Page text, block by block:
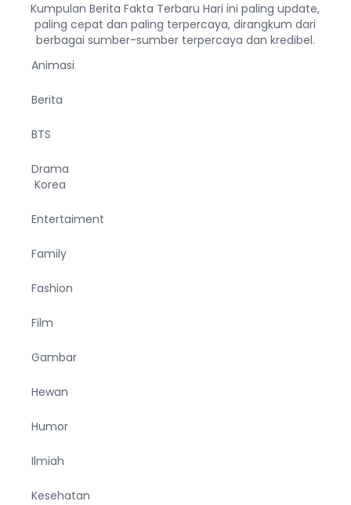
Kumpulan Berita Fakta Terbaru Hari ini paling update,
paling cepat dan paling terpercaya, dirangkum dari
berbagai sumber-sumber terpercaya dan kredibel.
Animasi
Berita
BTS
Drama
Korea
Entertaiment
Family
Fashion
Film
Gambar
Hewan
Humor
Ilmiah
Kesehatan